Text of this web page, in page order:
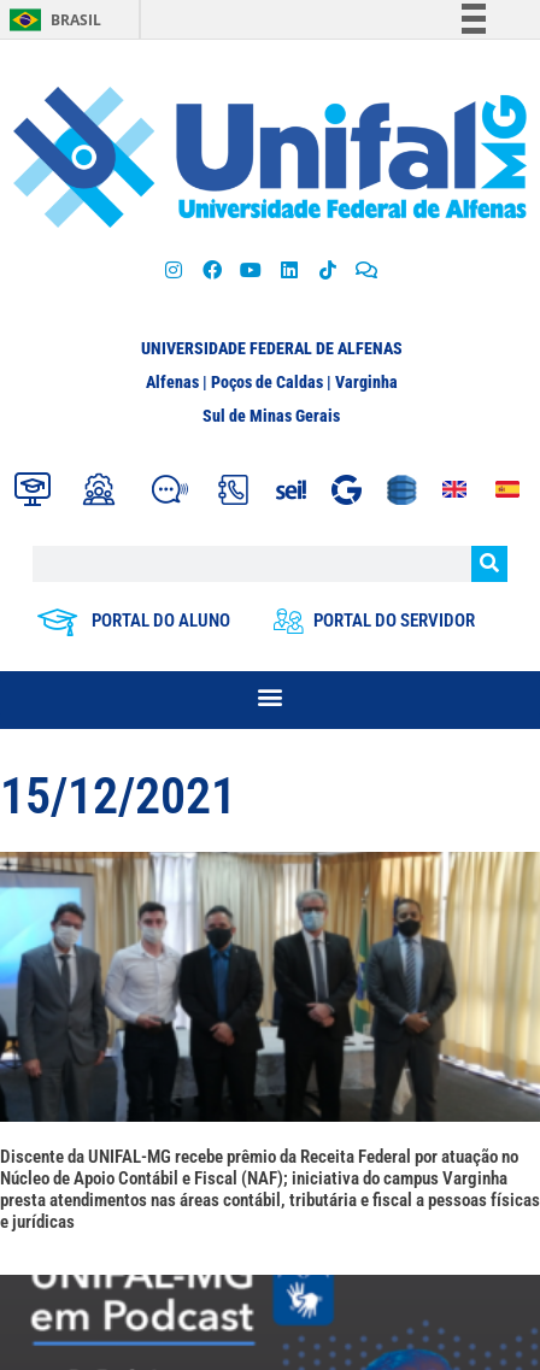
BRASIL
Participe
Acesso à informação
Legislação
UNIVERSIDADE FEDERAL DE ALFENAS
Alfenas | Poços de Caldas | Varginha
Sul de Minas Gerais
PORTAL DO ALUNO PORTAL DO SERVIDOR
15/12/2021
Discente da UNIFAL-MG recebe prêmio da Receita Federal por atuação no
Núcleo de Apoio Contábil e Fiscal (NAF); iniciativa do campus Varginha
presta atendimentos nas áreas contábil, tributária e fiscal a pessoas físicas
e jurídicas